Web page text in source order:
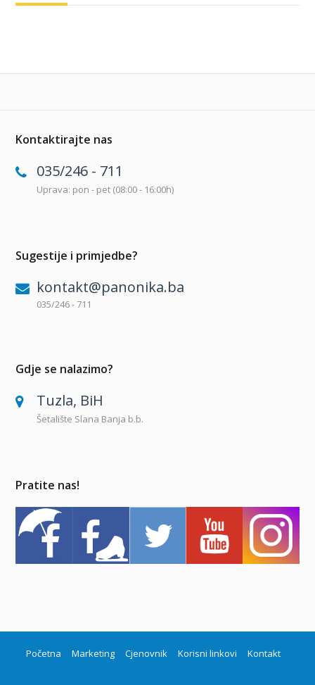
Kontaktirajte nas
035/246 - 711
Uprava: pon - pet (08:00 - 16:00h)
Sugestije i primjedbe?
kontakt@panonika.ba
035/246 - 711
Gdje se nalazimo?
Tuzla, BiH
Šetalište Slana Banja b.b.
Pratite nas!
Početna Marketing Cjenovnik Korisni linkovi Kontakt